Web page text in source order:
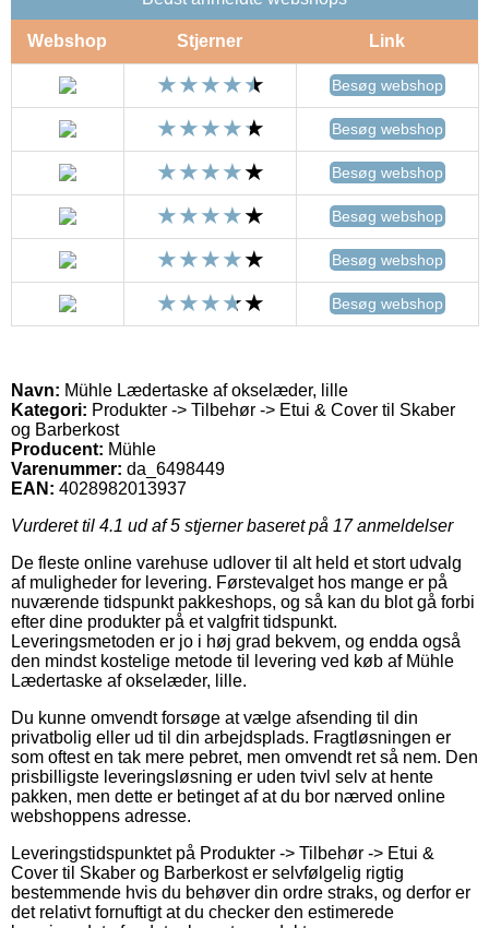
Webshop Stjerner Link
Besøg webshop
Besøg webshop
Besøg webshop
Besøg webshop
Besøg webshop
Besøg webshop
Navn: Mühle Lædertaske af okselæder, lille
Kategori: Produkter -> Tilbehør -> Etui & Cover til Skaber
og Barberkost
Producent: Mühle
Varenummer: da_6498449
EAN: 4028982013937
Vurderet til 4.1 ud af 5 stjerner baseret på 17anmeldelser
De fleste online varehuse udlover til alt held et stort udvalg
af muligheder for levering. Førstevalget hos mange er på
nuværende tidspunkt pakkeshops, og så kan du blot gå forbi
efter dine produkter på et valgfrit tidspunkt.
Leveringsmetoden er jo i høj grad bekvem, og endda også
den mindst kostelige metode til levering ved køb af Mühle
Lædertaske af okselæder, lille.
Du kunne omvendt forsøge at vælge afsending til din
privatbolig eller ud til din arbejdsplads. Fragtløsningen er
som oftest en tak mere pebret, men omvendt ret så nem. Den
prisbilligste leveringsløsning er uden tvivl selv at hente
pakken, men dette er betinget af at du bor nærved online
webshoppens adresse.
Leveringstidspunktet på Produkter -> Tilbehør -> Etui &
Cover til Skaber og Barberkost er selvfølgelig rigtig
bestemmende hvis du behøver din ordre straks, og derfor er
det relativt fornuftigt at du checker den estimerede